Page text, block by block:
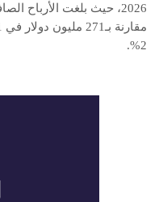
2%.